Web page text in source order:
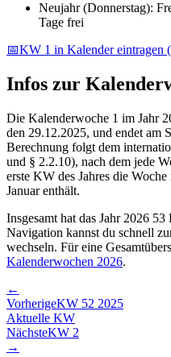
Neujahr(Donnerstag):
Tage frei
📅KW 1 in Kalender eintragen
Infos zur
Die Kalenderwoche 1 im Jahr
den 29.12.2025, und endet am
Berechnung folgt dem
und § 2.2.10), nach dem jede
erste KW des Jahres die
Januar enthält.
Insgesamt hat das Jahr 2026 53
Navigation kannst du schnell
wechseln. Für eine
Kalenderwochen 2026.
←
VorherigeKW 52 2025
Aktuelle KW
NächsteKW 2
→